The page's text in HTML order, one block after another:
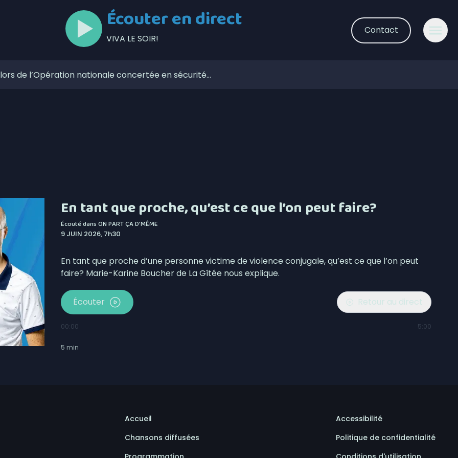
Écouter en direct
VIVA LE SOIR!
Contact
de l’Opération nationale concertée en sécurité
dans le secteur de la sécurité privée
de feux de forêt en juillet au Québec
Bédard
en 2025
conserve son avance
du Championnat canadien de balle donnée
En tant que proche, qu’est ce que l’on peut faire?
Écouté dansON PART ÇA D'MÊME
9 JUIN 2026, 7h30
En tant que proche d’une personne victime de violence conjugale, qu’est ce que l’on peut
faire? Marie-Karine Boucher de La Gîtée nous explique.
Écouter Retour au direct
00:00 5:00
5 min
Accueil
Chansons diffusées
Accessibilité
Politique de confidentialité